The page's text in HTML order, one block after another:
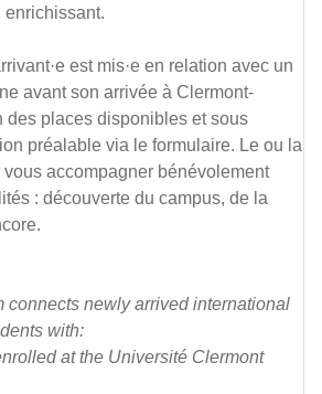
enrichissant.
est mis·e en relation avec un
avant son arrivée à Clermont-
des places disponibles et sous
préalable via le formulaire. Le ou la
vous accompagner bénévolement
: découverte du campus, de la
connects newly arrived international
with:
at the Université Clermont